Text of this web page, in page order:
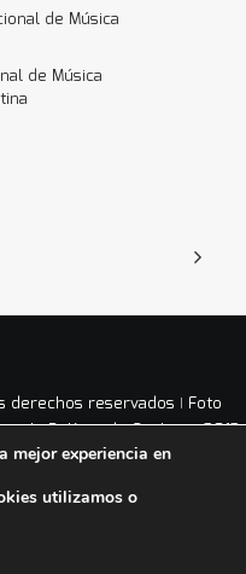
de Música
de Música
reservados ǀ Foto
ǀPolítica de Cookiesǀ 2012
mejor experiencia en
utilizamos o